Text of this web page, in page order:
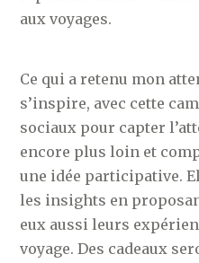
aux voyages.
Ce qui a retenu mon
s’inspire, avec cette
sociaux pour capter
encore plus loin et
une idée participative.
les insights en
eux aussi leurs
voyage. Des cadeaux